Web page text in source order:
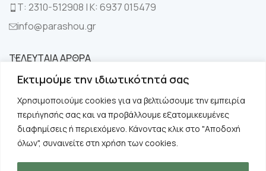
Εκτιμούμε την ιδιωτικότητά σας
Χρησιμοποιούμε cookies για να βελτιώσουμε την εμπειρία
περιήγησής σας και να προβάλλουμε εξατομικευμένες
διαφημίσεις ή περιεχόμενο. Κάνοντας κλικ στο "Αποδοχή
όλων", συναινείτε στη χρήση των cookies.
Τ: 2310-512908 | K: 6937 015479
info@parashou.gr
ΤΕΛΕΥΤΑΙΑ ΑΡΘΡΑ
ΚΑΤΗΓΟΡΙΕΣ
ΧΡΗΣΙΜΑ
ΠΛΗΡΟΦΟΡΙΕΣ